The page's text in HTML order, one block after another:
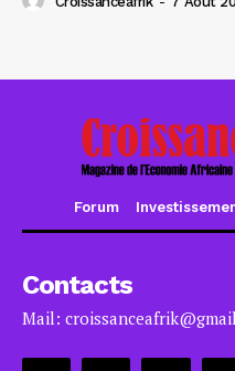
Forum
Contacts
Mail: